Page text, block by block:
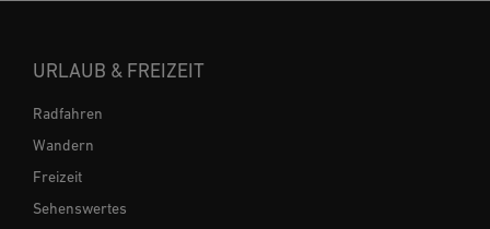
URLAUB & FREIZEIT
Radfahren
Wandern
Freizeit
Sehenswertes